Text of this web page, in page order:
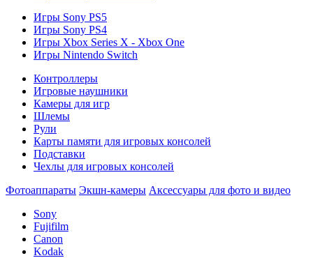
Игры Sony PS5
Игры Sony PS4
Игры Xbox Series X - Xbox One
Игры Nintendo Switch
Контроллеры
Игровые наушники
Камеры для игр
Шлемы
Рули
Карты памяти для игровых консолей
Подставки
Чехлы для игровых консолей
Фотоаппараты Экшн-камеры Аксессуары для фото и видео
Sony
Fujifilm
Canon
Kodak